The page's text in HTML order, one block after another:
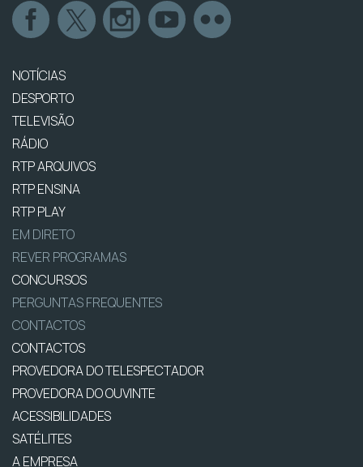
NOTÍCIAS
DESPORTO
TELEVISÃO
RÁDIO
RTP ARQUIVOS
RTP ENSINA
RTP PLAY
EM DIRETO
REVER PROGRAMAS
CONCURSOS
PERGUNTAS FREQUENTES
CONTACTOS
CONTACTOS
PROVEDORA DO TELESPECTADOR
PROVEDORA DO OUVINTE
ACESSIBILIDADES
SATÉLITES
A EMPRESA